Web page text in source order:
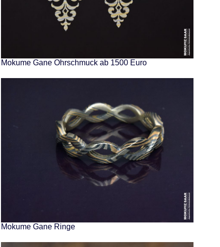
Mokume Gane Ohrschmuck ab 1500 Euro
Mokume Gane Ringe